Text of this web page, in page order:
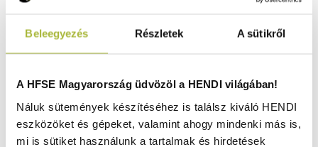
Beleegyezés Részletek A sütikről
A HFSE Magyarország üdvözöl a HENDI világában!
Náluk sütemények készítéséhez is találsz kiváló HENDI
eszközöket és gépeket, valamint ahogy mindenki más is,
mi is sütiket használunk a tartalmak és hirdetések
Mind az asztallap, mind a polctartó legfeljebb 130
kg-ig, erős és megbízható támogatást nyújtva a
nehéz berendezéseknek vagy kellékeknek.
hogy a munkalap stabil maradjon.
A HENDI munkalap hátfalfelülettel tartós és
könnyen tisztítható felületet biztosít,